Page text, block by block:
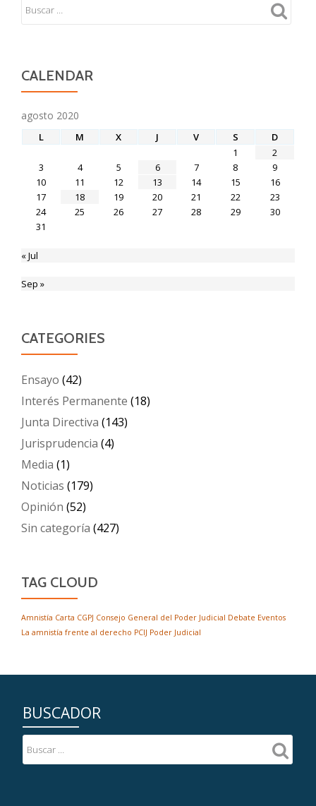
CALENDAR
agosto 2020
L M X J V S
D
1
2
3
4 5 6 7 8
9
10
11 12 13 14 15
16
17
18 19 20 21 22
23
24
25 26 27 28 29
30
31
« Jul
Sep »
CATEGORIES
Ensayo (42)
Interés Permanente (18)
Junta Directiva (143)
Jurisprudencia (4)
Media (1)
Noticias (179)
Opinión (52)
Sin categoría (427)
TAG CLOUD
Amnistía Carta CGPJ Consejo General del Poder Judicial Debate Eventos
La amnistía frente al derecho PCIJ Poder Judicial
BUSCADOR